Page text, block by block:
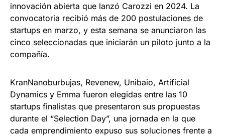
innovación abierta que lanzó Carozzi en 2024. La
convocatoria recibió más de 200 postulaciones de
startups en marzo, y esta semana se anunciaron las
cinco seleccionadas que iniciarán un piloto junto a la
compañía.
KranNanoburbujas, Revenew, Unibaio, Artificial
Dynamics y Emma fueron elegidas entre las 10
startups finalistas que presentaron sus propuestas
durante el “Selection Day”, una jornada en la que
cada emprendimiento expuso sus soluciones frente a